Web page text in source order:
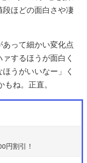
ほどの面白さや凄
って細かい変化点
するほうが面白く
うがいいなー」く
ね。正直。
円割引！